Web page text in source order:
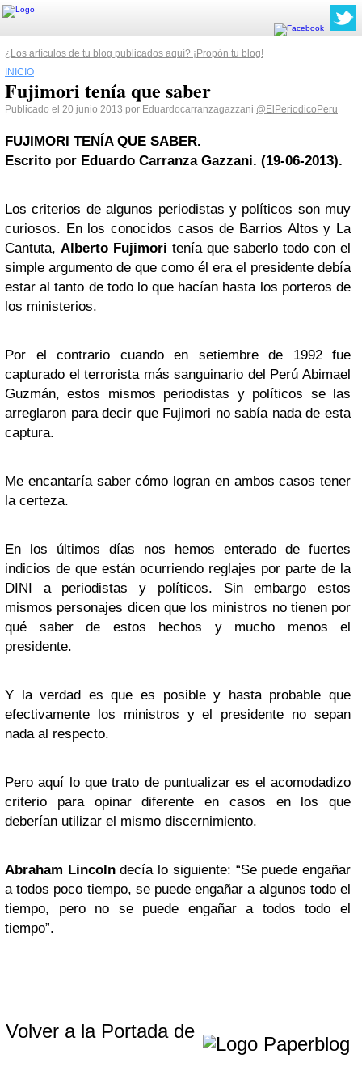
¿Los artículos de tu blog publicados aquí? ¡Propón tu blog!
INICIO
Fujimori tenía que saber
Publicado el 20 junio 2013 por Eduardocarranzagazzani @ElPeriodicoPeru
FUJIMORI TENÍA QUE SABER.
Escrito por Eduardo Carranza Gazzani. (19-06-2013).
Los criterios de algunos periodistas y políticos son muy
curiosos. En los conocidos casos de Barrios Altos y La
Cantuta, Alberto Fujimori tenía que saberlo todo con el
simple argumento de que como él era el presidente debía
estar al tanto de todo lo que hacían hasta los porteros de
los ministerios.
Por el contrario cuando en setiembre de 1992 fue
capturado el terrorista más sanguinario del Perú Abimael
Guzmán, estos mismos periodistas y políticos se las
arreglaron para decir que Fujimori no sabía nada de esta
captura.
Me encantaría saber cómo logran en ambos casos tener
la certeza.
En los últimos días nos hemos enterado de fuertes
indicios de que están ocurriendo reglajes por parte de la
DINI a periodistas y políticos. Sin embargo estos
mismos personajes dicen que los ministros no tienen por
qué saber de estos hechos y mucho menos el
presidente.
Y la verdad es que es posible y hasta probable que
efectivamente los ministros y el presidente no sepan
nada al respecto.
Pero aquí lo que trato de puntualizar es el acomodadizo
criterio para opinar diferente en casos en los que
deberían utilizar el mismo discernimiento.
Abraham Lincolndecía lo siguiente: “Se puede engañar
a todos poco tiempo, se puede engañar a algunos todo el
tiempo, pero no se puede engañar a todos todo el
tiempo”.
Volver a la Portada de